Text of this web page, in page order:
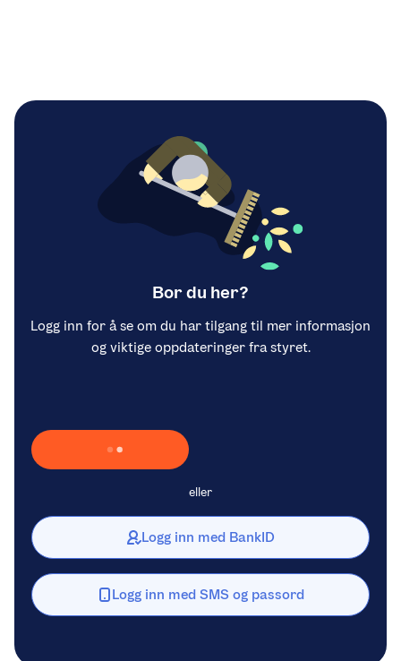
Bor du her?
Logg inn for å se om du har tilgang til mer informasjon
og viktige oppdateringer fra styret.
Laster inn Vipps …
eller
Logg inn med BankID
Logg inn med SMS og passord